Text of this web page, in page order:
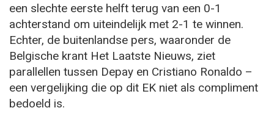
een slechte eerste helft terug van een 0-1
achterstand om uiteindelijk met 2-1 te winnen.
Echter, de buitenlandse pers, waaronder de
Belgische krant Het Laatste Nieuws, ziet
parallellen tussen Depay en Cristiano Ronaldo –
een vergelijking die op dit EK niet als compliment
bedoeld is.